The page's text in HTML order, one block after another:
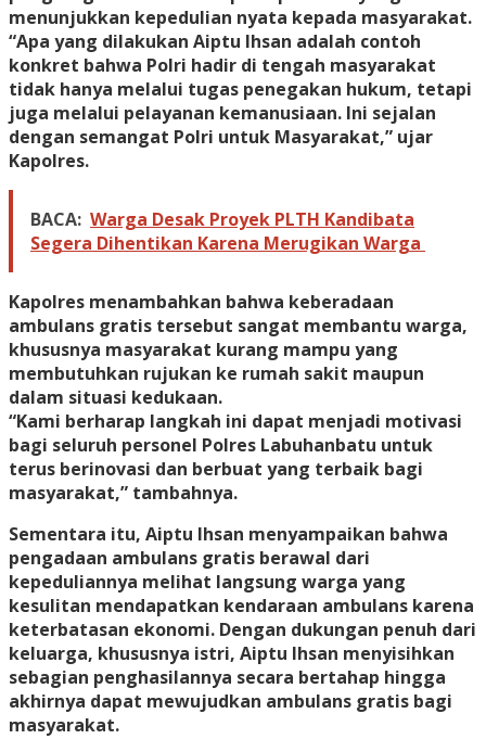
menunjukkan kepedulian nyata kepada masyarakat.
“Apa yang dilakukan Aiptu Ihsan adalah contoh
konkret bahwa Polri hadir di tengah masyarakat
tidak hanya melalui tugas penegakan hukum, tetapi
juga melalui pelayanan kemanusiaan. Ini sejalan
dengan semangat Polri untuk Masyarakat,” ujar
Kapolres.
BACA: Warga Desak Proyek PLTH Kandibata
Segera Dihentikan Karena Merugikan Warga
Kapolres menambahkan bahwa keberadaan
ambulans gratis tersebut sangat membantu warga,
khususnya masyarakat kurang mampu yang
membutuhkan rujukan ke rumah sakit maupun
dalam situasi kedukaan.
“Kami berharap langkah ini dapat menjadi motivasi
bagi seluruh personel Polres Labuhanbatu untuk
terus berinovasi dan berbuat yang terbaik bagi
masyarakat,” tambahnya.
Sementara itu, Aiptu Ihsan menyampaikan bahwa
pengadaan ambulans gratis berawal dari
kepeduliannya melihat langsung warga yang
kesulitan mendapatkan kendaraan ambulans karena
keterbatasan ekonomi. Dengan dukungan penuh dari
keluarga, khususnya istri, Aiptu Ihsan menyisihkan
sebagian penghasilannya secara bertahap hingga
akhirnya dapat mewujudkan ambulans gratis bagi
masyarakat.